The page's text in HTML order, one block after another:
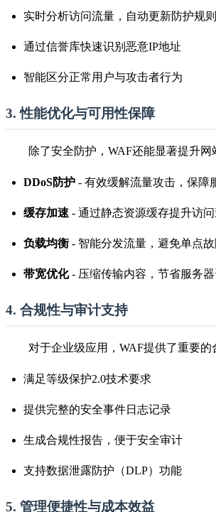
实时分析访问流量，自动更新防护规则
通过信誉库快速识别恶意IP地址
智能区分正常用户与攻击者行为
3. 性能优化与可用性保障
除了安全防护，WAF还能显著提升网
DDoS防护 - 有效缓解流量攻击，保障
缓存加速 - 通过静态资源缓存提升访
负载均衡 - 智能分发流量，避免单点
带宽优化- 压缩传输内容，节省服务
4. 合规性与审计支持
对于企业级应用，WAF提供了重要的
满足等级保护2.0技术要求
提供完整的安全事件日志记录
生成合规性报告，便于安全审计
支持数据泄露防护（DLP）功能
5. 管理便捷性与成本效益